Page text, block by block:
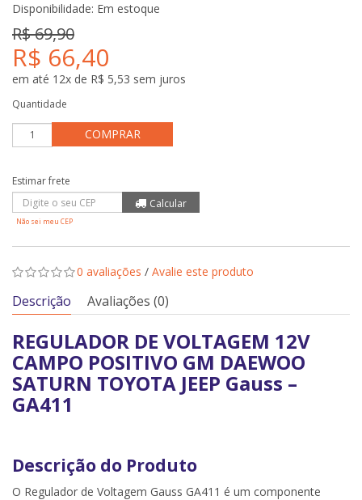
Disponibilidade: Em estoque
R$ 69,90
R$ 66,40
em até 12x de R$ 5,53 sem juros
Quantidade
COMPRAR
Não sei meu CEP
0 avaliações / Avalie este produto
Descrição Avaliações (0)
REGULADOR DE VOLTAGEM 12V
CAMPO POSITIVO GM DAEWOO
SATURN TOYOTA JEEP Gauss –
GA411
Descrição do Produto
O Regulador de Voltagem Gauss GA411 é um componente